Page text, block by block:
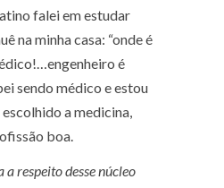
falei em estudar
na minha casa: “onde é
é
sendo médico e estou
a medicina,
boa.
respeito desse núcleo